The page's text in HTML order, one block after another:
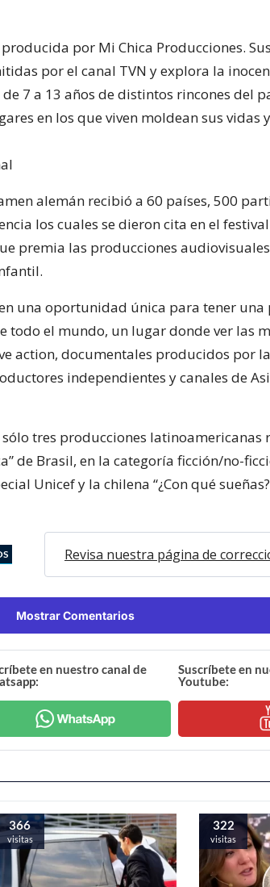
por Mi Chica Producciones.
por el canal TVN y explora la
7 a 13 años de distintos rincones del
en los que viven moldean sus vidas
alemán recibió a 60 países, 500
los cuales se dieron cita en el
premia las producciones
una oportunidad única para tener una
todo el mundo, un lugar donde ver las
action, documentales producidos por la
independientes y canales de
tres producciones latinoamericanas
de Brasil, en la categoría ficción/no-
Unicef y la chilena “¿Con qué
Revisa nuestra página de
Mostrar Comentarios
en nuestro canal de
Suscríbete en
Youtube:
366
visitas
322
visitas